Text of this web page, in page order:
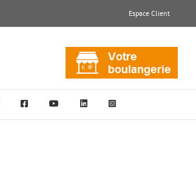
Espace Client